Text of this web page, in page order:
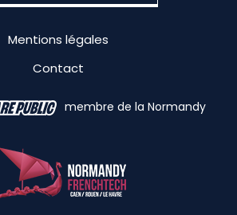
Mentions légales
Contact
membre de la Normandy